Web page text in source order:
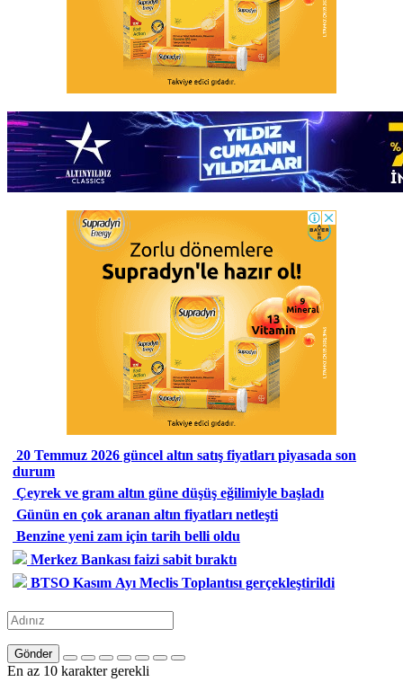
20 Temmuz 2026 güncel altın satış fiyatları piyasada son
durum
Çeyrek ve gram altın güne düşüş eğilimiyle başladı
Günün en çok aranan altın fiyatları netleşti
Benzine yeni zam için tarih belli oldu
Merkez Bankası faizi sabit bıraktı
BTSO Kasım Ayı Meclis Toplantısı gerçekleştirildi
Gönder
En az 10 karakter gerekli